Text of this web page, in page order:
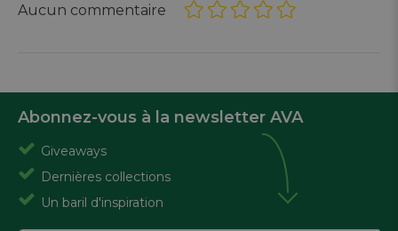
Aucun commentaire
Abonnez-vous à la newsletter AVA
Giveaways
Dernières collections
Un baril d'inspiration